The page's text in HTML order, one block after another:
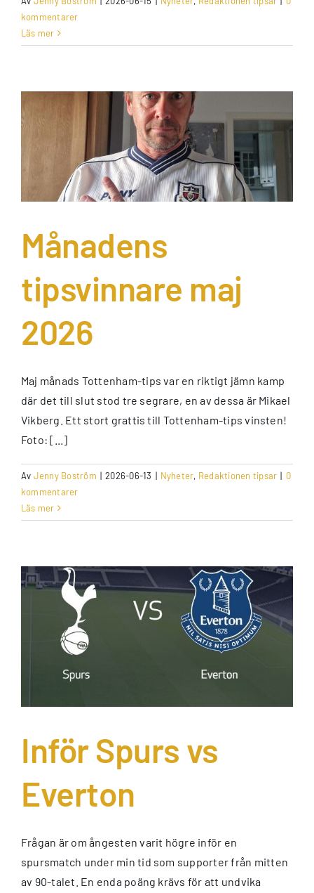
kommentarer
Läs mer
Månadens
tipsvinnare maj
2026
Maj månads Tottenham-tips var en riktigt jämn kamp
där det till slut stod tre segrare, en av dessa är Mikael
Vikberg. Ett stort grattis till Tottenham-tips vinsten!
Foto: [...]
Av Jenny Boström | 2026-06-13 | Nyheter, Redaktionen tipsar | 0
kommentarer
Läs mer
Inför Spurs vs
Everton
Frågan är om ångesten varit högre inför en
spursmatch under min tid som supporter från mitten
av 90-talet. En enda poäng krävs för att undvika